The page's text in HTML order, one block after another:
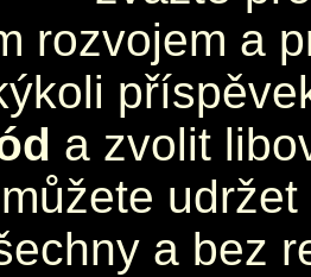
rozvojem a
a zvolit
a bez